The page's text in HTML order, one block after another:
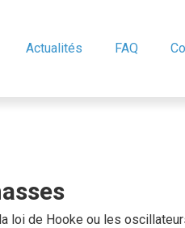
Actualités FAQ
loi de Hooke ou les